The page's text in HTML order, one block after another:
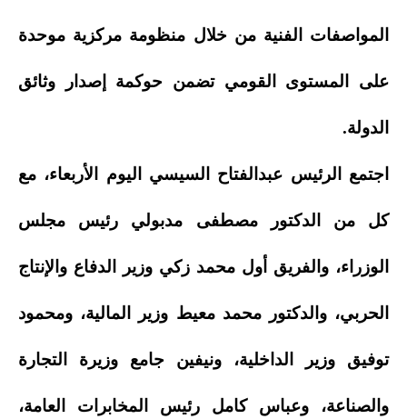
المواصفات الفنية من خلال منظومة مركزية موحدة
على المستوى القومي تضمن حوكمة إصدار وثائق
الدولة.
اجتمع الرئيس عبدالفتاح السيسي اليوم الأربعاء، مع
كل من الدكتور مصطفى مدبولي رئيس مجلس
الوزراء، والفريق أول محمد زكي وزير الدفاع والإنتاج
الحربي، والدكتور محمد معيط وزير المالية، ومحمود
توفيق وزير الداخلية، ونيفين جامع وزيرة التجارة
والصناعة، وعباس كامل رئيس المخابرات العامة،